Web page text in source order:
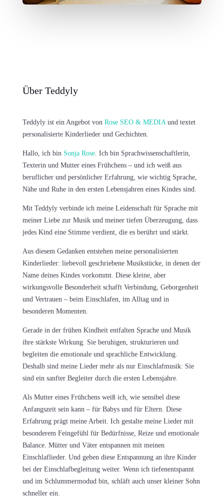
Über Teddyly
Teddyly ist ein Angebot von Rose SEO & MEDIAund textet
personalisierte Kinderlieder und Gechichten.
Hallo, ich bin Sonja Rose. Ich bin Sprachwissenschaftlerin,
Texterin und Mutter eines Frühchens – und ich weiß aus
beruflicher und persönlicher Erfahrung, wie wichtig Sprache,
Nähe und Ruhe in den ersten Lebensjahren eines Kindes sind.
Mit Teddyly verbinde ich meine Leidenschaft für Sprache mit
meiner Liebe zur Musik und meiner tiefen Überzeugung, dass
jedes Kind eine Stimme verdient, die es berührt und stärkt.
Aus diesem Gedanken entstehen meine personalisierten
Kinderlieder: liebevoll geschriebene Musikstücke, in denen der
Name deines Kindes vorkommt. Diese kleine, aber
wirkungsvolle Besonderheit schafft Verbindung, Geborgenheit
und Vertrauen – beim Einschlafen, im Alltag und in
besonderen Momenten.
Gerade in der frühen Kindheit entfalten Sprache und Musik
ihre stärkste Wirkung. Sie beruhigen, strukturieren und
begleiten die emotionale und sprachliche Entwicklung.
Deshalb sind meine Lieder mehr als nur Einschlafmusik: Sie
sind ein sanfter Begleiter durch die ersten Lebensjahre.
Als Mutter eines Frühchens weiß ich, wie sensibel diese
Anfangszeit sein kann – für Babys und für Eltern. Diese
Erfahrung prägt meine Arbeit. Ich gestalte meine Lieder mit
besonderem Feingefühl für Bedürfnisse, Reize und emotionale
Balance. Mütter und Väter entspannen mit meinen
Einschlaflieder. Und geben diese Entspannung an ihre Kinder
bei der Einschlafbegleitung weiter. Wenn ich tiefenentspannt
und im Schlummermodud bin, schläft auch unser kleiner Sohn
schneller ein.